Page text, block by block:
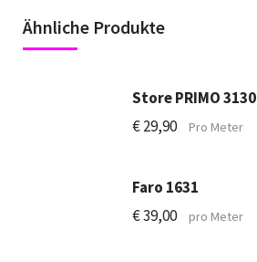
Ähnliche Produkte
Store PRIMO 3130
€29,90 Pro Meter
Faro 1631
€39,00 pro Meter